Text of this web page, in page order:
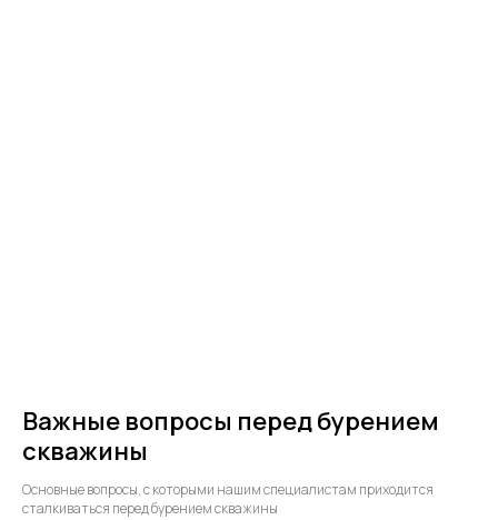
Важные вопросы перед бурением
скважины
Основные вопросы, с которыми нашим специалистам приходится
сталкиваться перед бурением скважины